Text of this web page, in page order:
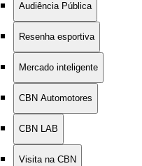
Audiência Pública
Resenha esportiva
Mercado inteligente
CBN Automotores
CBN LAB
Visita na CBN